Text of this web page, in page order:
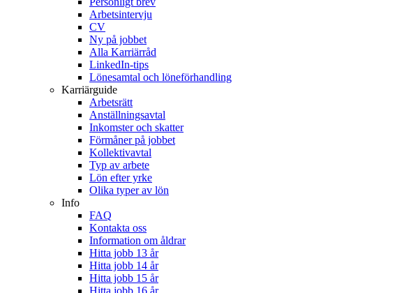
Arbetsintervju
CV
Ny på jobbet
Alla Karriärråd
LinkedIn-tips
Lönesamtal och löneförhandling
Karriärguide
Arbetsrätt
Anställningsavtal
Inkomster och skatter
Förmåner på jobbet
Kollektivavtal
Typ av arbete
Lön efter yrke
Olika typer av lön
Info
FAQ
Kontakta oss
Information om åldrar
Hitta jobb 13 år
Hitta jobb 14 år
Hitta jobb 15 år
Hitta jobb 16 år